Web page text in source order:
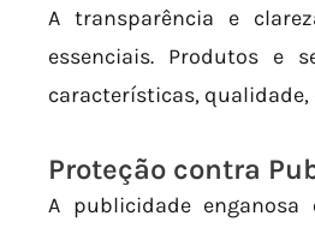
A transparência e
essenciais. Produtos e
características, qualidade,
Proteção contra
A publicidade